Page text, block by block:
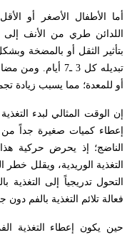
أما الأطفال الأصغر أو
اللدائن طري من الأنف إلى
بتأثير الثقل أو بالمضخة
تبديله كل 3 ـ7
أو للمعدة؛ مما يسبب زيادة
إن الوقت المثالي لبدء
إعطاء كميات صغيرة جداً من
الناضج؛ إذ يحرض حركية
التغذية الوريدية، ويقلل
التحول تدريجياً إلى
فعالة تلائم التغذية بالفم دون
حين يكون إعطاء التغذية